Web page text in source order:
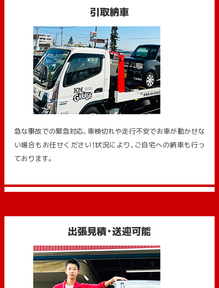
引取納車
急な事故での緊急対応、車検切れや走行不安でお車が動かせな
い場合もお任せください！状況により、ご自宅への納⾞も⾏っ
ております。
出張見積・送迎可能